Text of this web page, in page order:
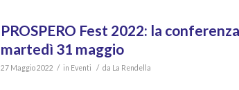
PROSPERO Fest 2022: la
martedì 31 maggio
27 Maggio 2022 / in Eventi / da La Rendella